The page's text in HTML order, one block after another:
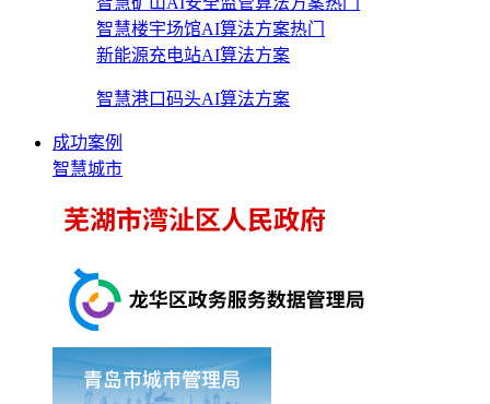
智慧楼宇场馆AI算法方案热门
新能源充电站AI算法方案
智慧港口码头AI算法方案
成功案例
智慧城市